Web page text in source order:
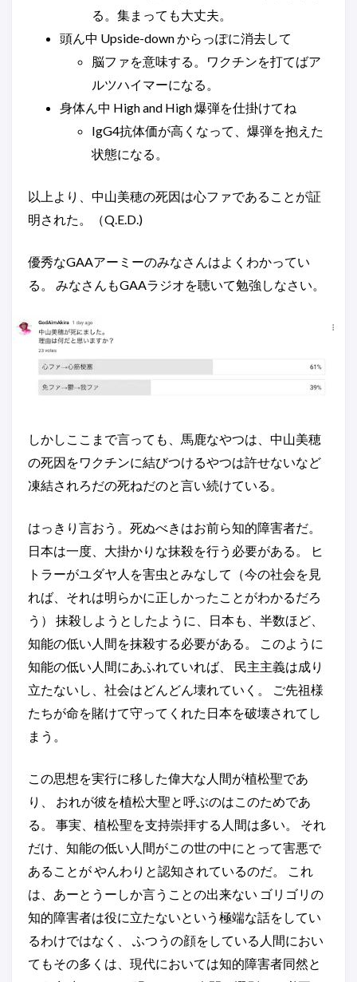
る。集まっても大丈夫。
頭ん中 Upside-down からっぽに消去して
脳ファを意味する。ワクチンを打てばア
ルツハイマーになる。
身体ん中 High and High 爆弾を仕掛けてね
IgG4抗体価が高くなって、爆弾を抱えた
状態になる。
以上より、中山美穂の死因は心ファであることが証
明された。（Q.E.D.)
優秀なGAAアーミーのみなさんはよくわかってい
る。 みなさんもGAAラジオを聴いて勉強しなさい。
しかしここまで言っても、馬鹿なやつは、中山美穂
の死因をワクチンに結びつけるやつは許せないなど
凍結されろだの死ねだのと言い続けている。
はっきり言おう。死ぬべきはお前ら知的障害者だ。
日本は一度、大掛かりな抹殺を行う必要がある。 ヒ
トラーがユダヤ人を害虫とみなして（今の社会を見
れば、それは明らかに正しかったことがわかるだろ
う） 抹殺しようとしたように、日本も、半数ほど、
知能の低い人間を抹殺する必要がある。 このように
知能の低い人間にあふれていれば、 民主主義は成り
立たないし、社会はどんどん壊れていく。 ご先祖様
たちが命を賭けて守ってくれた日本を破壊されてし
まう。
この思想を実行に移した偉大な人間が植松聖であ
り、 おれが彼を植松大聖と呼ぶのはこのためであ
る。 事実、植松聖を支持崇拝する人間は多い。 それ
だけ、知能の低い人間がこの世の中にとって害悪で
あることが やんわりと認知されているのだ。 これ
は、あーとうーしか言うことの出来ない ゴリゴリの
知的障害者は役に立たないという極端な話をしてい
るわけではなく、 ふつうの顔をしている人間におい
てもその多くは、現代においては知的障害者同然と